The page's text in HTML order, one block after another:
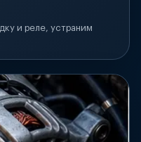
и реле, устраним